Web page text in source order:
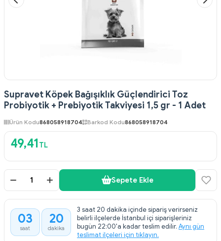
Supravet Köpek Bağışıklık Güçlendirici Toz
Probiyotik + Prebiyotik Takviyesi 1,5 gr - 1 Adet
Ürün Kodu868058918704 Barkod Kodu868058918704
49,41TL
Sepete Ekle
03
saat
20
dakika
3 saat 20 dakika içinde sipariş verirseniz
belirli ilçelerde İstanbul içi siparişleriniz
bugün 22:00'a kadar teslim edilir. Aynı gün
teslimat ilçeleri için tıklayın.